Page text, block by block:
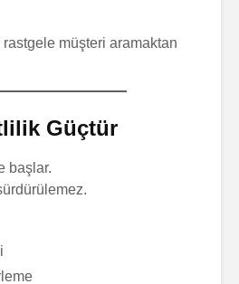
müşteri aramaktan
Güçtür
başlar.